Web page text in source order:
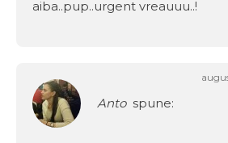
aiba..pup..urgent vreauuu..!
Anto spune: